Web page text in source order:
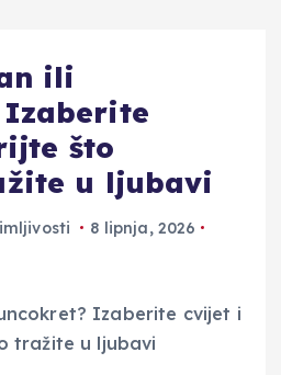
ili
Izaberite
što
u ljubavi
8 lipnja, 2026